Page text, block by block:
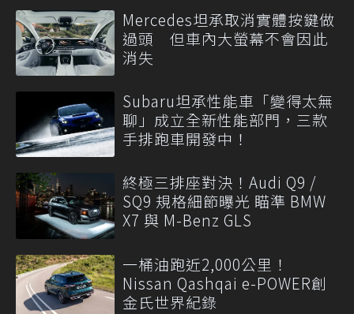
Mercedes坦承取消實體按鍵做
過頭 但車內大螢幕不會因此
消失
Subaru坦承性能車「變得太無
聊」成立全新性能部門，三款
手排跑車開發中！
終極三排座對決！Audi Q9 /
SQ9 規格細節曝光 瞄準 BMW
X7 與 M-Benz GLS
一桶油跑近2,000公里！
Nissan Qashqai e-POWER創
金氏世界紀錄